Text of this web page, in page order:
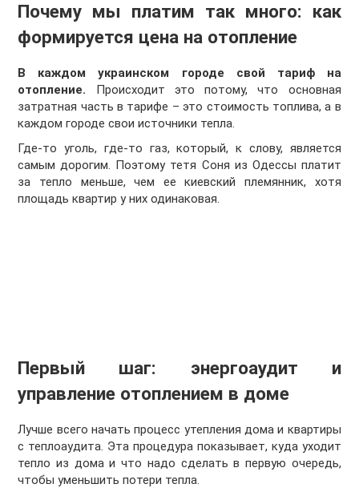
Почему мы платим так много: как
формируется цена на отопление
В каждом украинском городе свой тариф на
отопление. Происходит это потому, что основная
затратная часть в тарифе – это стоимость топлива, а в
каждом городе свои источники тепла.
Где-то уголь, где-то газ, который, к слову, является
самым дорогим. Поэтому тетя Соня из Одессы платит
за тепло меньше, чем ее киевский племянник, хотя
площадь квартир у них одинаковая.
Первый шаг: энергоаудит и
управление отоплением в доме
Лучше всего начать процесс утепления дома и квартиры
с теплоаудита. Эта процедура показывает, куда уходит
тепло из дома и что надо сделать в первую очередь,
чтобы уменьшить потери тепла.